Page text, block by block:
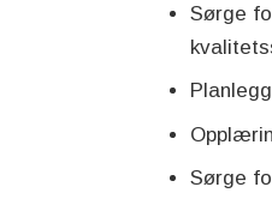
Sørge
Sørge